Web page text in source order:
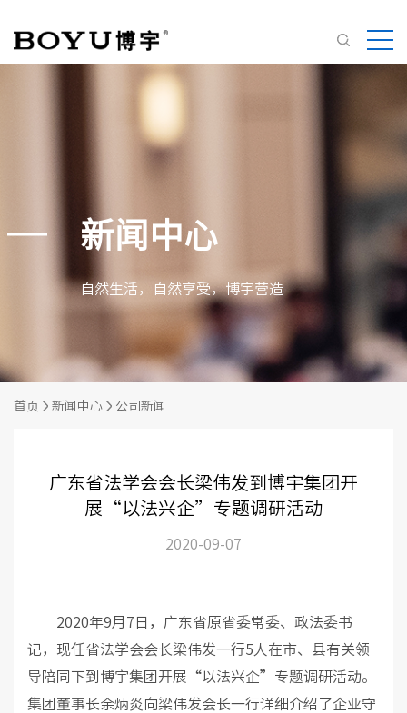
新闻中心
自然生活，自然享受，博宇营造
首页 新闻中心 公司新闻
广东省法学会会长梁伟发到博宇集团开
展“以法兴企”专题调研活动
2020-09-07
2020年9月7日，广东省原省委常委、政法委书
记，现任省法学会会长梁伟发一行5人在市、县有关领
导陪同下到博宇集团开展“以法兴企”专题调研活动。
集团董事长余炳炎向梁伟发会长一行详细介绍了企业守